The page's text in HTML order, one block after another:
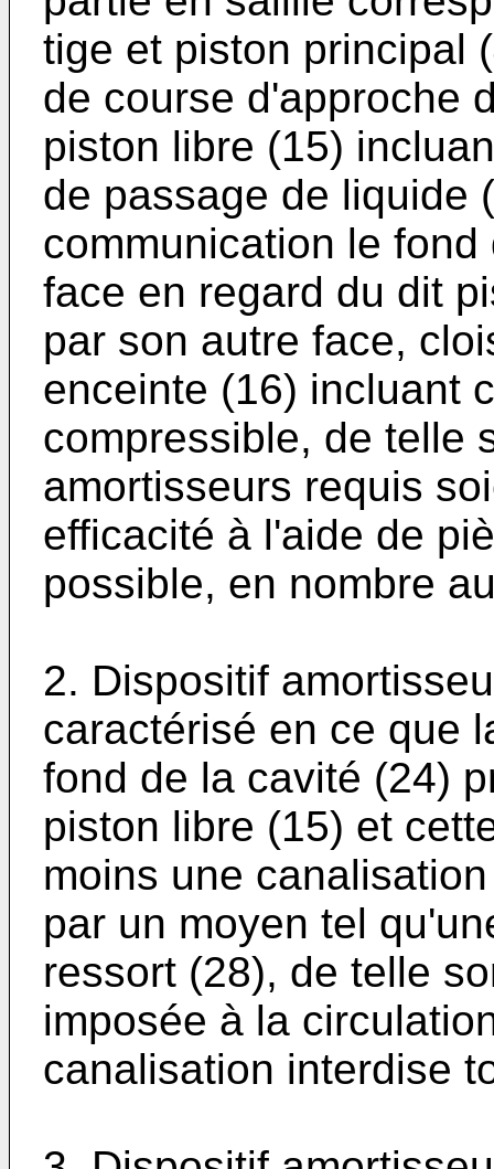
tige et piston principal
de course d'approche
piston libre (15)
de passage de liquide
communication le
face en regard du dit
par son autre face,
enceinte (16) incluant
compressible, de telle
amortisseurs requis
efficacité à l'aide de
possible, en nombre
2. Dispositif
caractérisé en ce que
fond de la cavité (24)
piston libre (15) et
moins une
par un moyen tel
ressort (28), de telle
imposée à la
canalisation interdise